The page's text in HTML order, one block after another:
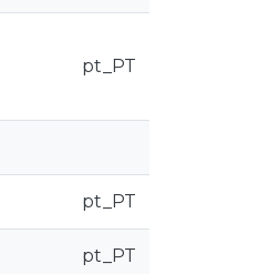
pt_PT
pt_PT
pt_PT